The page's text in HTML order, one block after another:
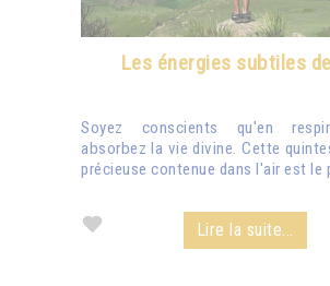
Les énergies subtiles
Soyez conscients qu'en
absorbez la vie divine. Cette
précieuse contenue dans l'air est le
Lire la suite...